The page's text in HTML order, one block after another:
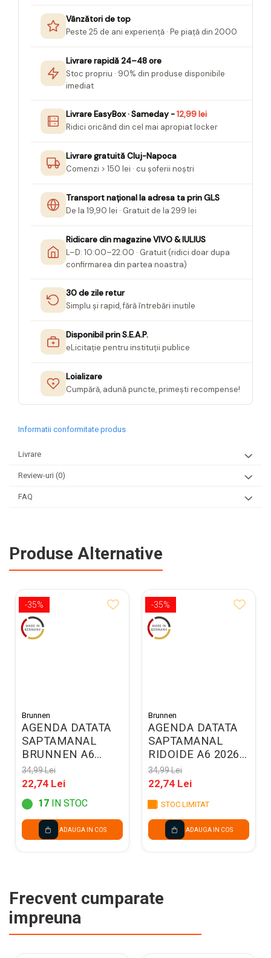
Vânzători de top
Peste 25 de ani experiență · Pe piață din 2000
Livrare rapidă 24–48 ore
Stoc propriu · 90% din produse disponibile
imediat
Livrare EasyBox · Sameday -12,99 lei
Ridici oricând din cel mai apropiat locker
Livrare gratuită Cluj-Napoca
Comenzi > 150 lei · cu șoferii noștri
Transport național la adresa ta prin GLS
De la 19,90 lei · Gratuit de la 299 lei
Ridicare din magazine VIVO & IULIUS
L–D: 10:00–22:00 · Gratuit (ridici doar dupa
confirmarea din partea noastra)
30 de zile retur
Simplu și rapid, fără întrebări inutile
Disponibil prin S.E.A.P.
eLicitație pentru instituții publice
Loializare
Cumpără, adună puncte, primești recompense!
Informatii conformitate produs
Livrare
Review-uri (0)
FAQ
Produse Alternative
-35%
Brunnen
AGENDA DATATA
SAPTAMANAL
BRUNNEN A6
2026 ALBASTRA
75628306
34,99 Lei
22,74 Lei
17 IN STOC
ADAUGA IN COS
-35%
Brunnen
AGENDA DATATA
SAPTAMANAL
RIDOIDE A6 2026
SPIRA VERDE
16907016
34,99 Lei
22,74 Lei
STOC LIMITAT
ADAUGA IN COS
Frecvent cumparate
impreuna